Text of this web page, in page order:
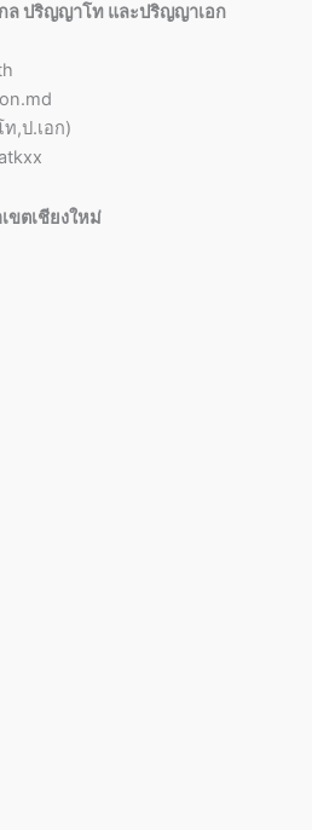
ล ปริญญาโท และปริญญาเอก
,ป.เอก)
ขตเชียงใหม่